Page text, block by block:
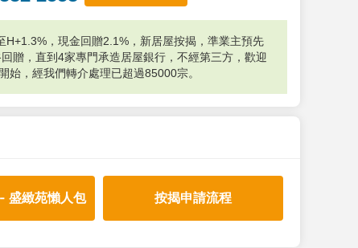
H+1.3%，現金回贈2.1%，新居屋按揭，準業主預先
贈，直到4家專門承造居屋銀行，不經第三方，歡迎
始，經我們轉介處理已超過85000宗。
盛緻苑懶人包 按揭申請流程